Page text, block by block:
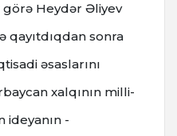
görə Heydər Əliyev
qayıtdıqdan sonra
əsaslarını
xalqının milli-
ideyanın -